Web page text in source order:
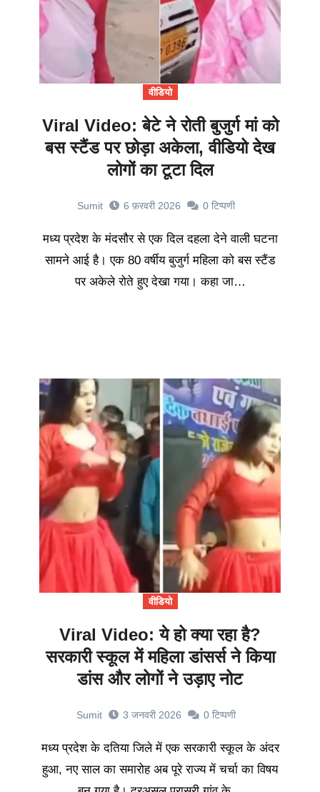
वीडियो
Viral Video: बेटे ने रोती बुजुर्ग मां को
बस स्टैंड पर छोड़ा अकेला, वीडियो देख
लोगों का टूटा दिल
Sumit 6 फ़रवरी 2026 0 टिप्पणी
मध्य प्रदेश के मंदसौर से एक दिल दहला देने वाली घटना
सामने आई है। एक 80 वर्षीय बुजुर्ग महिला को बस स्टैंड
पर अकेले रोते हुए देखा गया। कहा जा…
वीडियो
Viral Video: ये हो क्या रहा है?
सरकारी स्कूल में महिला डांसर्स ने किया
डांस और लोगों ने उड़ाए नोट
Sumit 3 जनवरी 2026 0 टिप्पणी
मध्य प्रदेश के दतिया जिले में एक सरकारी स्कूल के अंदर
हुआ, नए साल का समारोह अब पूरे राज्य में चर्चा का विषय